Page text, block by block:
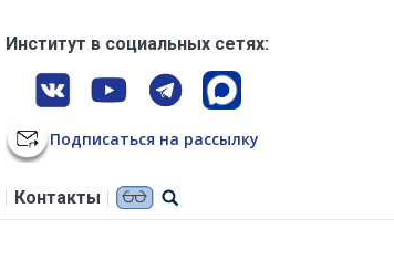
Институт в социальных сетях:
Подписаться на рассылку
Контакты